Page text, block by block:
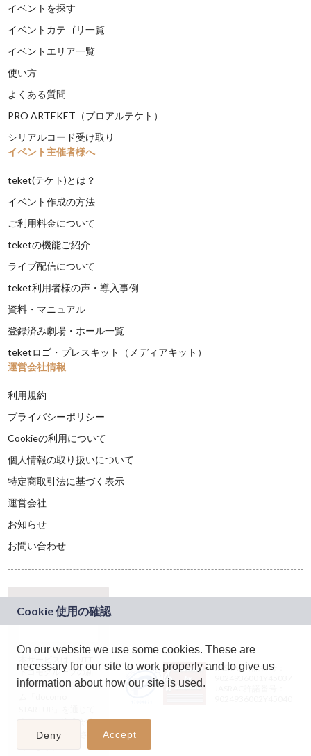
イベントを探す
イベントカテゴリ一覧
イベントエリア一覧
使い方
よくある質問
PRO ARTEKET（プロアルテケト）
シリアルコード受け取り
イベント主催者様へ
teket(テケト)とは？
イベント作成の方法
ご利用料金について
teketの機能ご紹介
ライブ配信について
teket利用者様の声・導入事例
資料・マニュアル
登録済み劇場・ホール一覧
teketロゴ・プレスキット（メディアキット）
運営会社情報
利用規約
プライバシーポリシー
Cookieの利用について
個人情報の取り扱いについて
特定商取引法に基づく表示
運営会社
お知らせ
お問い合わせ
ドコモグループの新
規事業創出プログラ
企画され、株式会社
teketにより運営され
JASRAC許諾番号：
On our website we use some cookies. These are
necessary for our site to work properly and to give us
information about how our site is used.
Deny Accept